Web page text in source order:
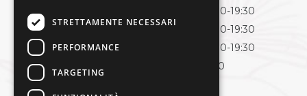
09:00-13:00 | 15:30-19:30
Giovedì
09:00-13:00 | 15:30-19:30
Venerdì
09:00-13:00 | 15:30-19:30
09:00-13:00
STRETTAMENTE NECESSARI
PERFORMANCE
TARGETING